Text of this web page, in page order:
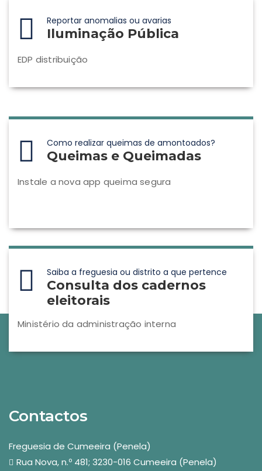
Reportar anomalias ou avarias
Iluminação Pública
EDP distribuição
Como realizar queimas de amontoados?
Queimas e Queimadas
Instale a nova app queima segura
Saiba a freguesia ou distrito a que pertence
Consulta dos cadernos
eleitorais
Ministério da administração interna
Contactos
Freguesia de Cumeeira (Penela)
Rua Nova, n.º 481; 3230-016 Cumeeira (Penela)